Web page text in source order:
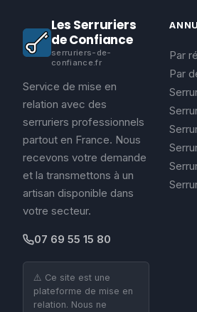
Les Serruriers
de Confiance
serruriers-de-
confiance.fr
Service de mise en
relation avec des
serruriers professionnels
partout en France. Nous
recevons votre demande
et la transmettons à un
artisan disponible dans
votre secteur.
07 69 55 15 80
⚠️ Ce site est une
plateforme de mise en
relation. Nous ne
Par
Par